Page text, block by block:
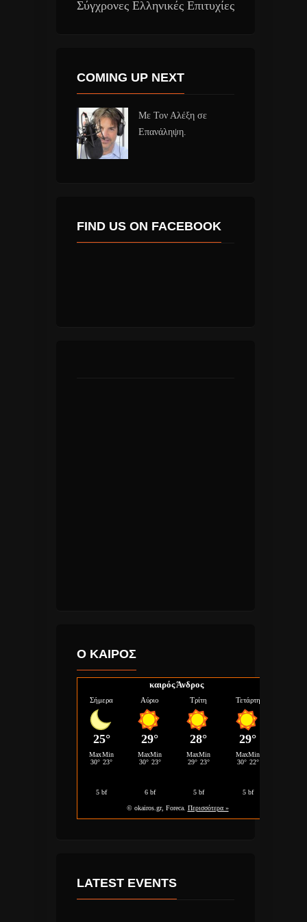
Σύγχρονες Ελληνικές Επιτυχίες
COMING UP NEXT
Με Τον Αλέξη σε
Επανάληψη.
FIND US ON FACEBOOK
Ο ΚΑΙΡΟΣ
καιρός Άνδρος
LATEST EVENTS